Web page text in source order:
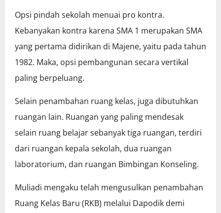
Opsi pindah sekolah menuai pro kontra.
Kebanyakan kontra karena SMA 1 merupakan SMA
yang pertama didirikan di Majene, yaitu pada tahun
1982. Maka, opsi pembangunan secara vertikal
paling berpeluang.
Selain penambahan ruang kelas, juga dibutuhkan
ruangan lain. Ruangan yang paling mendesak
selain ruang belajar sebanyak tiga ruangan, terdiri
dari ruangan kepala sekolah, dua ruangan
laboratorium, dan ruangan Bimbingan Konseling.
Muliadi mengaku telah mengusulkan penambahan
Ruang Kelas Baru (RKB) melalui Dapodik demi